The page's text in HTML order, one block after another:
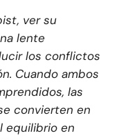
ver su
lente
los conflictos
Cuando ambos
las
convierten en
equilibrio en